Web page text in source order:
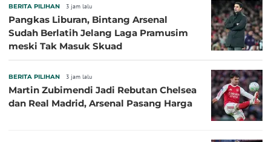
BERITA PILIHAN 3 jam lalu
Pangkas Liburan, Bintang Arsenal
Sudah Berlatih Jelang Laga Pramusim
meski Tak Masuk Skuad
BERITA PILIHAN 3 jam lalu
Martin Zubimendi Jadi Rebutan Chelsea
dan Real Madrid, Arsenal Pasang Harga